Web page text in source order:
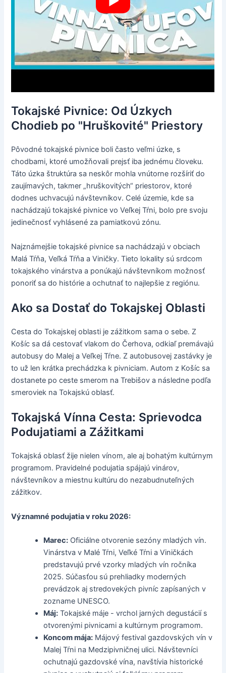
Tokajské Pivnice: Od Úzkych
Chodieb po "Hruškovité" Priestory
Pôvodné tokajské pivnice boli často veľmi úzke, s
chodbami, ktoré umožňovali prejsť iba jednému človeku.
Táto úzka štruktúra sa neskôr mohla vnútorne rozšíriť do
zaujímavých, takmer „hruškovitých“ priestorov, ktoré
dodnes uchvacujú návštevníkov. Celé územie, kde sa
nachádzajú tokajské pivnice vo Veľkej Tŕni, bolo pre svoju
jedinečnosť vyhlásené za pamiatkovú zónu.
Najznámejšie tokajské pivnice sa nachádzajú v obciach
Malá Tŕňa, Veľká Tŕňa a Viničky. Tieto lokality sú srdcom
tokajského vinárstva a ponúkajú návštevníkom možnosť
ponoriť sa do histórie a ochutnať to najlepšie z regiónu.
Ako sa Dostať do Tokajskej Oblasti
Cesta do Tokajskej oblasti je zážitkom sama o sebe. Z
Košíc sa dá cestovať vlakom do Čerhova, odkiaľ premávajú
autobusy do Malej a Veľkej Tŕne. Z autobusovej zastávky je
to už len krátka prechádzka k pivniciam. Autom z Košíc sa
dostanete po ceste smerom na Trebišov a následne podľa
smeroviek na Tokajskú oblasť.
Tokajská Vínna Cesta: Sprievodca
Podujatiami a Zážitkami
Tokajská oblasť žije nielen vínom, ale aj bohatým kultúrnym
programom. Pravidelné podujatia spájajú vinárov,
návštevníkov a miestnu kultúru do nezabudnuteľných
zážitkov.
Významné podujatia v roku 2026:
Marec: Oficiálne otvorenie sezóny mladých vín.
Vinárstva v Malé Tŕni, Veľké Tŕni a Viničkách
predstavujú prvé vzorky mladých vín ročníka
2025. Súčasťou sú prehliadky moderných
prevádzok aj stredovekých pivníc zapísaných v
zozname UNESCO.
Máj: Tokajské máje - vrchol jarných degustácií s
otvorenými pivnicami a kultúrnym programom.
Koncom mája: Májový festival gazdovských vín v
Malej Tŕni na Medzipivničnej ulici. Návštevníci
ochutnajú gazdovské vína, navštívia historické